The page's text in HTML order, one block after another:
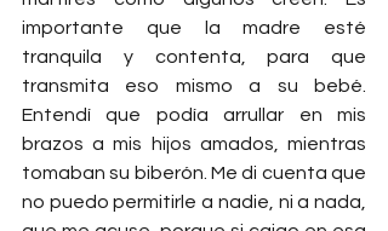
importante que la madre esté
tranquila y contenta, para que
transmita eso mismo a su bebé.
Entendí que podía arrullar en mis
brazos a mis hijos amados, mientras
tomaban su biberón. Me di cuenta que
no puedo permitirle a nadie, ni a nada,